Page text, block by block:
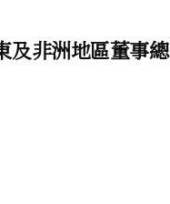
及非洲地區董事總